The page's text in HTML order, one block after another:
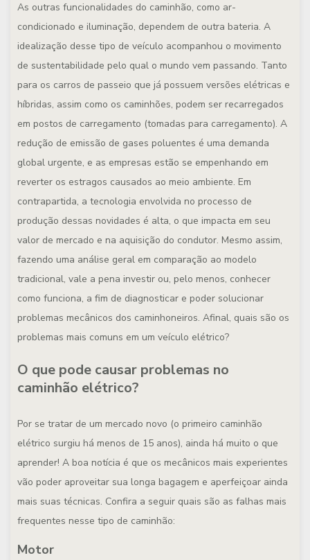
As outras funcionalidades do caminhão, como ar-
condicionado e iluminação, dependem de outra bateria. A
idealização desse tipo de veículo acompanhou o movimento
de sustentabilidade pelo qual o mundo vem passando. Tanto
para os carros de passeio que já possuem versões elétricas e
híbridas, assim como os caminhões, podem ser recarregados
em postos de carregamento (tomadas para carregamento). A
redução de emissão de gases poluentes é uma demanda
global urgente, e as empresas estão se empenhando em
reverter os estragos causados ao meio ambiente. Em
contrapartida, a tecnologia envolvida no processo de
produção dessas novidades é alta, o que impacta em seu
valor de mercado e na aquisição do condutor. Mesmo assim,
fazendo uma análise geral em comparação ao modelo
tradicional, vale a pena investir ou, pelo menos, conhecer
como funciona, a fim de diagnosticar e poder solucionar
problemas mecânicos dos caminhoneiros. Afinal, quais são os
problemas mais comuns em um veículo elétrico?
O que pode causar problemas no
caminhão elétrico?
Por se tratar de um mercado novo (o primeiro caminhão
elétrico surgiu há menos de 15 anos), ainda há muito o que
aprender! A boa notícia é que os mecânicos mais experientes
vão poder aproveitar sua longa bagagem e aperfeiçoar ainda
mais suas técnicas. Confira a seguir quais são as falhas mais
frequentes nesse tipo de caminhão:
Motor